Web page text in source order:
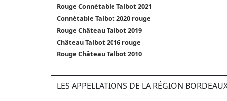
Rouge Connétable Talbot 2021
Connétable Talbot 2020 rouge
Rouge Château Talbot 2019
Château Talbot 2016 rouge
Rouge Château Talbot 2010
LES APPELLATIONS DE LA RÉGION BORDEAUX